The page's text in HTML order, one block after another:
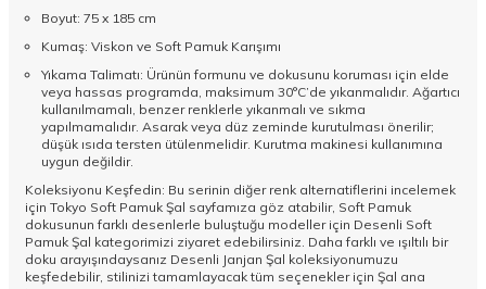
Boyut: 75 x 185 cm
Kumaş: Viskon ve Soft Pamuk Karışımı
Yıkama Talimatı: Ürünün formunu ve dokusunu koruması için elde
veya hassas programda, maksimum 30°C’de yıkanmalıdır. Ağartıcı
kullanılmamalı, benzer renklerle yıkanmalı ve sıkma
yapılmamalıdır. Asarak veya düz zeminde kurutulması önerilir;
düşük ısıda tersten ütülenmelidir. Kurutma makinesi kullanımına
uygun değildir.
Koleksiyonu Keşfedin: Bu serinin diğer renk alternatiflerini incelemek
için Tokyo Soft Pamuk Şal sayfamıza göz atabilir, Soft Pamuk
dokusunun farklı desenlerle buluştuğu modeller için Desenli Soft
Pamuk Şal kategorimizi ziyaret edebilirsiniz. Daha farklı ve ışıltılı bir
doku arayışındaysanız Desenli Janjan Şal koleksiyonumuzu
keşfedebilir, stilinizi tamamlayacak tüm seçenekler için Şal ana